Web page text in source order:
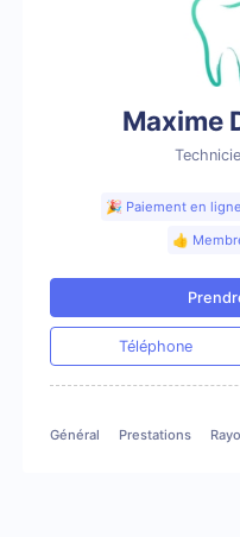
Maxime
🎉 Paiement en ligne
👍
Téléphone
Général Prestations